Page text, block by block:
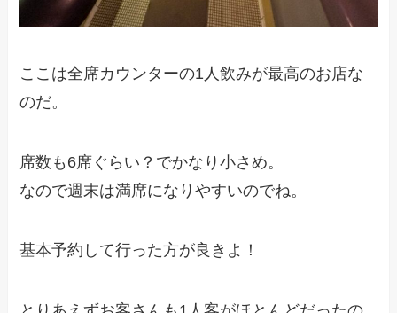
ここは全席カウンターの1人飲みが最高のお店な
のだ。
席数も6席ぐらい？でかなり小さめ。
なので週末は満席になりやすいのでね。
基本予約して行った方が良きよ！